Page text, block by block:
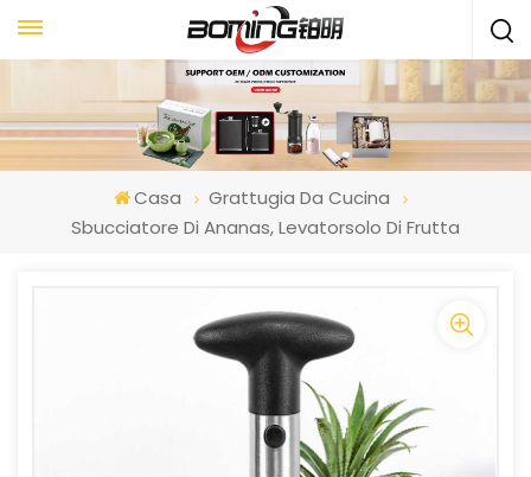
Casa
Grattugia Da Cucina
Sbucciatore Di Ananas, Levatorsolo Di Frutta